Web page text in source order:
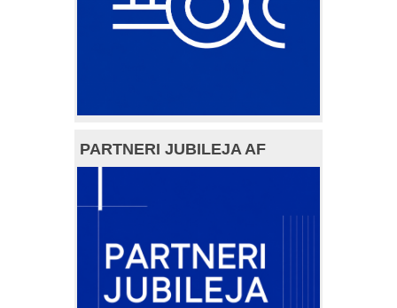
PARTNERI JUBILEJA AF